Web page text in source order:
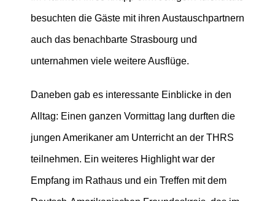
besuchten die Gäste mit ihren Austauschpartnern
auch das benachbarte Strasbourg und
unternahmen viele weitere Ausflüge.
Daneben gab es interessante Einblicke in den
Alltag: Einen ganzen Vormittag lang durften die
jungen Amerikaner am Unterricht an der THRS
teilnehmen. Ein weiteres Highlight war der
Empfang im Rathaus und ein Treffen mit dem